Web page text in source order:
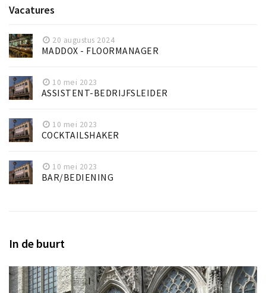
Vacatures
20 augustus 2024
MADDOX - FLOORMANAGER
10 mei 2023
ASSISTENT-BEDRIJFSLEIDER
10 mei 2023
COCKTAILSHAKER
10 mei 2023
BAR/BEDIENING
In de buurt